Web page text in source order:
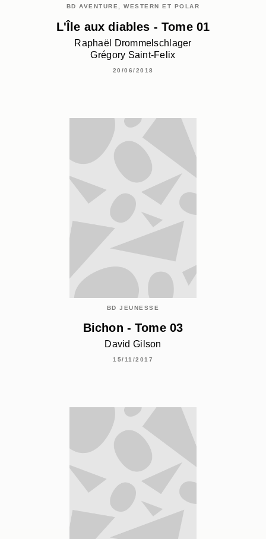
BD AVENTURE, WESTERN ET POLAR
L'Île aux diables - Tome 01
Raphaël Drommelschlager
Grégory Saint-Felix
20/06/2018
BD JEUNESSE
Bichon - Tome 03
David Gilson
15/11/2017